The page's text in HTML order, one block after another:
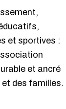
et sportives :
et ancré
et des familles.